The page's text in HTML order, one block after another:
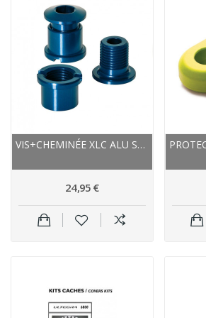
VIS+CHEMINÉE XLC ALU STANDARD CR-X01 BLEU
24,95 €